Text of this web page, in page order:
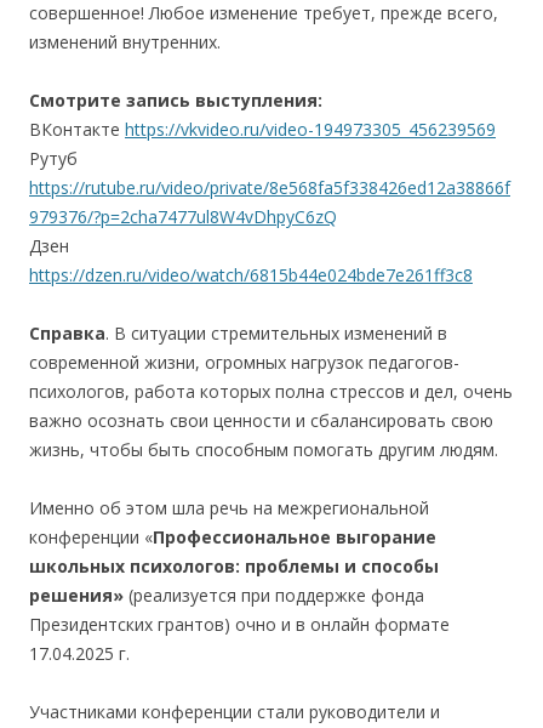
совершенное! Любое изменение требует, прежде всего,
изменений внутренних.
Смотрите запись выступления:
ВКонтакте https://vkvideo.ru/video-194973305_456239569
Рутуб
https://rutube.ru/video/private/8e568fa5f338426ed12a38866f
979376/?p=2cha7477ul8W4vDhpyC6zQ
Дзен
https://dzen.ru/video/watch/6815b44e024bde7e261ff3c8
Справка. В ситуации стремительных изменений в
современной жизни, огромных нагрузок педагогов-
психологов, работа которых полна стрессов и дел, очень
важно осознать свои ценности и сбалансировать свою
жизнь, чтобы быть способным помогать другим людям.
Именно об этом шла речь на межрегиональной
конференции «Профессиональное выгорание
школьных психологов: проблемы и способы
решения» (реализуется при поддержке фонда
Президентских грантов) очно и в онлайн формате
17.04.2025 г.
Участниками конференции стали руководители и